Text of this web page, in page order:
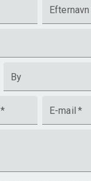
Efternavn
By
* E-mail *